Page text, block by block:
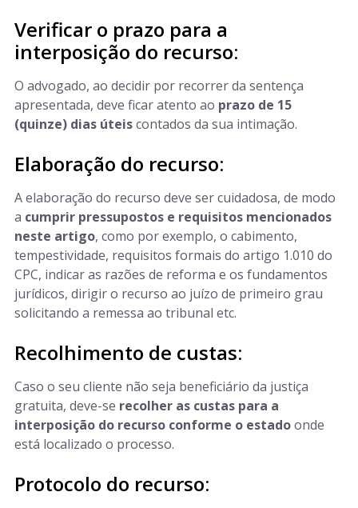
Verificar o prazo para a
interposição do recurso:
O advogado, ao decidir por recorrer da sentença
apresentada, deve ficar atento ao prazo de 15
(quinze) dias úteiscontados da sua intimação.
Elaboração do recurso:
A elaboração do recurso deve ser cuidadosa, de modo
a cumprir pressupostos e requisitos mencionados
neste artigo, como por exemplo, o cabimento,
tempestividade, requisitos formais do artigo 1.010 do
CPC, indicar as razões de reforma e os fundamentos
jurídicos, dirigir o recurso ao juízo de primeiro grau
solicitando a remessa ao tribunal etc.
Recolhimento de custas:
Caso o seu cliente não seja beneficiário da justiça
gratuita, deve-se recolher as custas para a
interposição do recurso conforme o estadoonde
está localizado o processo.
Protocolo do recurso: